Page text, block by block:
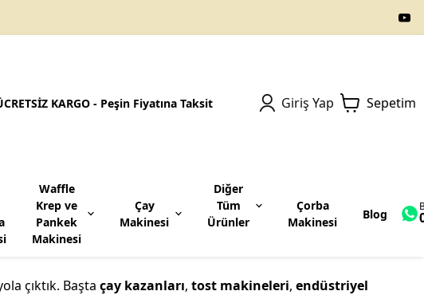
KARGO - Peşin Fiyatına Taksit Giriş Yap Sepetim
Waffle
Krep ve
Pankek
Makinesi
Çay
Makinesi
Diğer
Tüm
Ürünler
Çikolata Eritme Makinesi Pişirme Ocakları
Çorba
Makinesi
Blog
çıktık. Başta çay kazanları, tost makineleri, endüstriyel